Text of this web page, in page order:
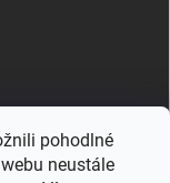
pohodlné
neustále